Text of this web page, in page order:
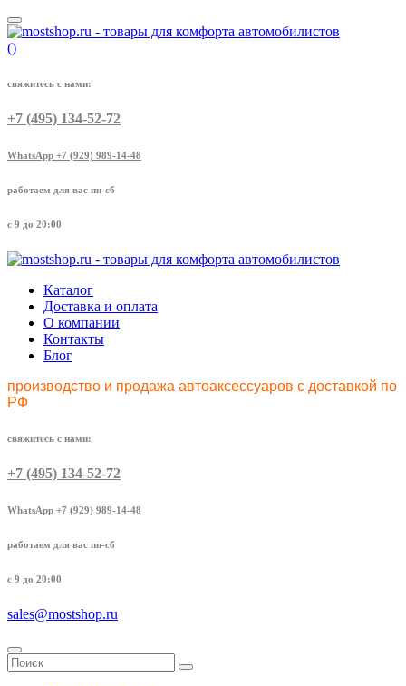
()
свяжитесь с нами:
+7 (495) 134-52-72
WhatsApp +7 (929) 989-14-48
работаем для вас пн-сб
с 9 до 20:00
Каталог
Доставка и оплата
О компании
Контакты
Блог
производство и продажа автоаксессуаров с доставкой по
РФ
свяжитесь с нами:
+7 (495) 134-52-72
WhatsApp +7 (929) 989-14-48
работаем для вас пн-сб
с 9 до 20:00
sales@mostshop.ru